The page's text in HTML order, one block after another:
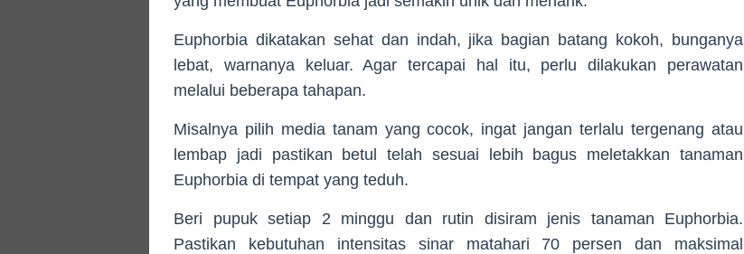
Euphorbia dikatakan sehat dan indah, jika bagian batang kokoh, bunganya
lebat, warnanya keluar. Agar tercapai hal itu, perlu dilakukan perawatan
melalui beberapa tahapan.
Misalnya pilih media tanam yang cocok, ingat jangan terlalu tergenang atau
lembap jadi pastikan betul telah sesuai lebih bagus meletakkan tanaman
Euphorbia di tempat yang teduh.
Beri pupuk setiap 2 minggu dan rutin disiram jenis tanaman Euphorbia.
Pastikan kebutuhan intensitas sinar matahari 70 persen dan maksimal